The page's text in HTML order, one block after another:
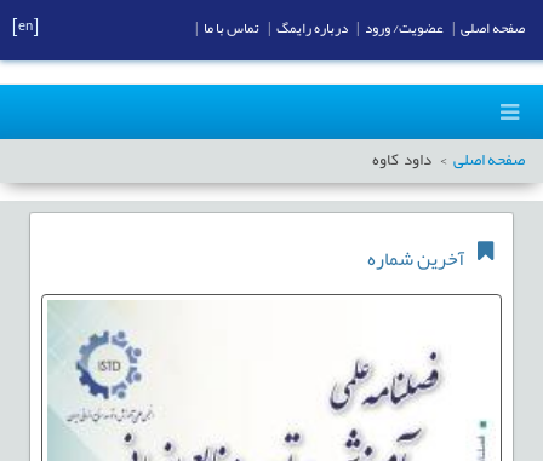
صفحه اصلی داود کاوه
آخرین شماره
صفحه اصلی عضویت/ ورود درباره رایمگ تماس با ما